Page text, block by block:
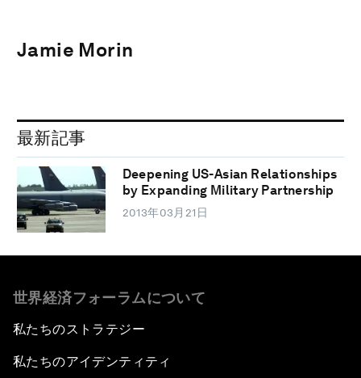
Jamie Morin
最新記事
Deepening US-Asian Relationships
by Expanding Military Partnership
2013年03月21日
世界経済フォーラムについて
私たちのストラテジー
私たちのアイデンティティ